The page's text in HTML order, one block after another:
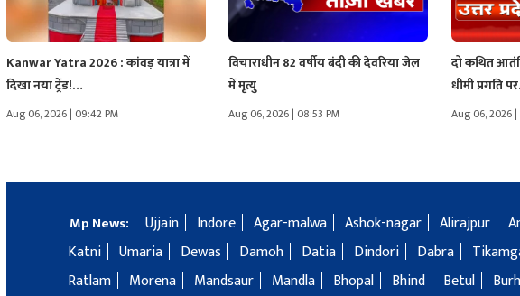
Kanwar Yatra 2026 : कांवड़ यात्रा में
दिखा नया ट्रेंड!…
Aug 06, 2026 | 09:42 PM
विचाराधीन 82 वर्षीय बंदी की देवरिया जेल
में मृत्यु
Aug 06, 2026 | 08:53 PM
दो कथित
धीमी प्रगति
Aug 06, 2026
Mp News: Ujjain Indore Agar-malwa Ashok-nagar Alirajpur
Katni
Umaria Dewas Damoh Datia Dindori Dabra
Ratlam
Morena Mandsaur Mandla Bhopal Bhind Betul